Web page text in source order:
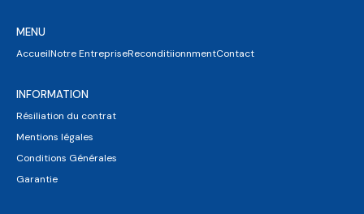
MENU
AccueilNotre EntrepriseReconditiionnmentContact
INFORMATION
Résiliation du contrat
Mentions légales
Conditions Générales
Garantie